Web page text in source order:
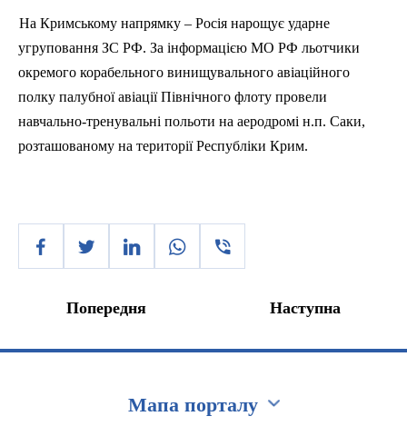
На Кримському напрямку – Росія нарощує ударне
угруповання ЗС РФ. За інформацією МО РФ льотчики
окремого корабельного винищувального авіаційного
полку палубної авіації Північного флоту провели
навчально-тренувальні польоти на аеродромі н.п. Саки,
розташованому на території Республіки Крим.
Попередня Наступна
Мапа порталу